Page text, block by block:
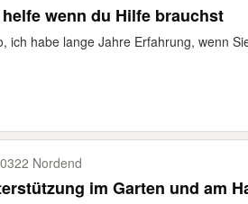
wenn du Hilfe brauchst
ich habe lange Jahre Erfahrung, wenn
Nordend
im Garten und am